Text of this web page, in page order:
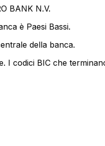
BANK N.V.
è Paesi Bassi.
della banca.
I codici BIC che